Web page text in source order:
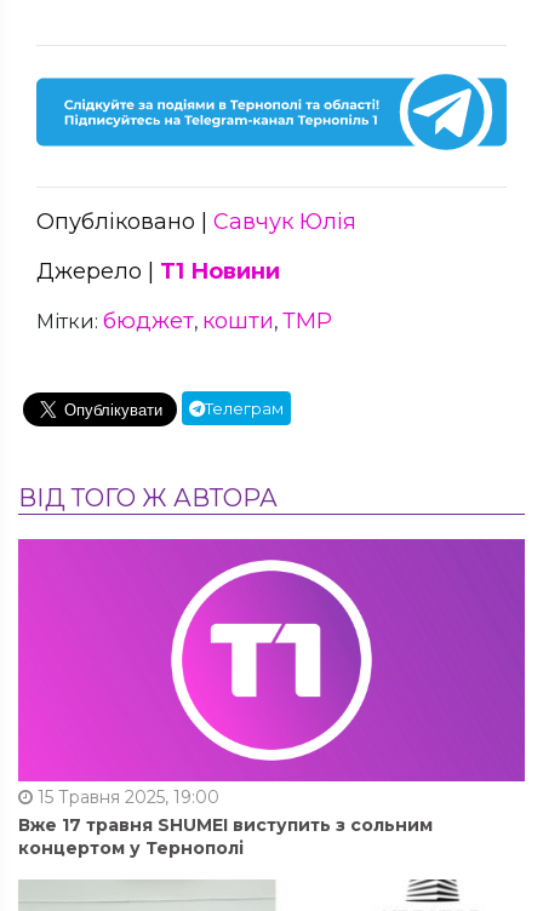
Опубліковано | Савчук Юлія
Джерело | Т1 Новини
Мітки: бюджет, кошти, ТМР
Телеграм
ВІД ТОГО Ж АВТОРА
15 Травня 2025, 19:00
Вже 17 травня SHUMEI виступить з сольним
концертом у Тернополі